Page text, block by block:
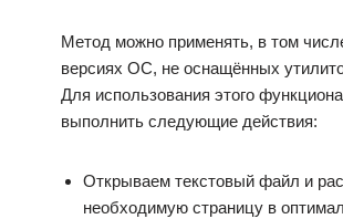
Метод можно применять, в том
версиях ОС, не оснащённых
Для использования этого
выполнить следующие действия:
Открываем текстовый файл и
необходимую страницу в